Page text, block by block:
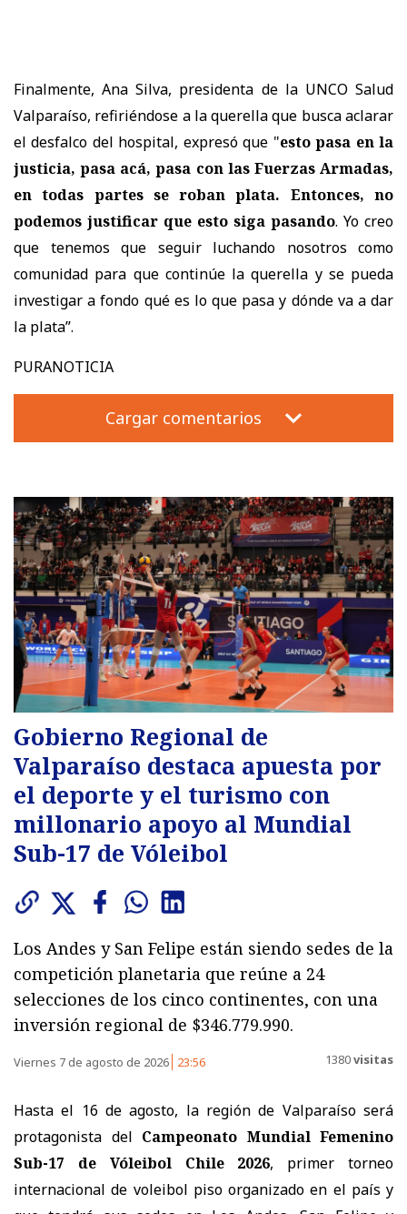
Finalmente, Ana Silva, presidenta de la UNCO Salud
Valparaíso, refiriéndose a la querella que busca aclarar
el desfalco del hospital, expresó que "esto pasa en la
justicia, pasa acá, pasa con las Fuerzas Armadas,
en todas partes se roban plata. Entonces, no
podemos justificar que esto siga pasando. Yo creo
que tenemos que seguir luchando nosotros como
comunidad para que continúe la querella y se pueda
investigar a fondo qué es lo que pasa y dónde va a dar
la plata”.
PURANOTICIA
Cargar comentarios
Gobierno Regional de
Valparaíso destaca apuesta por
el deporte y el turismo con
millonario apoyo al Mundial
Sub-17 de Vóleibol
Los Andes y San Felipe están siendo sedes de la
competición planetaria que reúne a 24
selecciones de los cinco continentes, con una
inversión regional de $346.779.990.
Viernes 7 de agosto de 2026 23:56 1380visitas
Hasta el 16 de agosto, la región de Valparaíso será
protagonista del Campeonato Mundial Femenino
Sub-17 de Vóleibol Chile 2026, primer torneo
internacional de voleibol piso organizado en el país y